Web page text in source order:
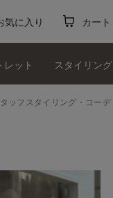
気に入り カート
レット スタイリング
ッフスタイリング・コーデ